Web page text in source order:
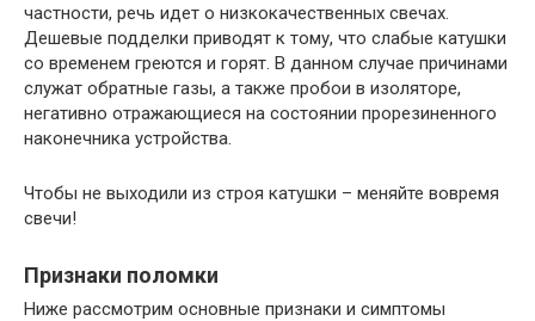
частности, речь идет о низкокачественных свечах.
Дешевые подделки приводят к тому, что слабые катушки
со временем греются и горят. В данном случае причинами
служат обратные газы, а также пробои в изоляторе,
негативно отражающиеся на состоянии прорезиненного
наконечника устройства.
Чтобы не выходили из строя катушки – меняйте вовремя
свечи!
Признаки поломки
Ниже рассмотрим основные признаки и симптомы